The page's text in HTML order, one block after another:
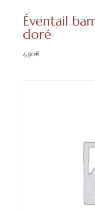
Éventail
doré
4,90€